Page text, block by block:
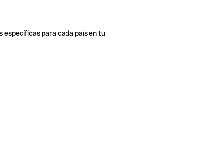
específicas para cada país en tu